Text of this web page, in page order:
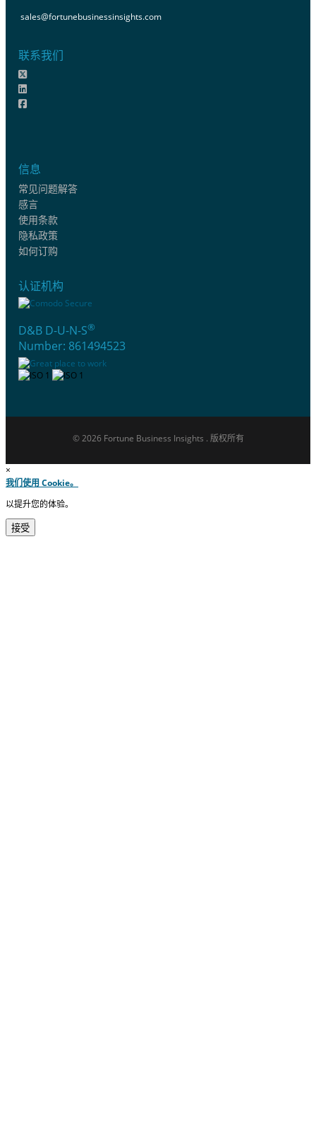
sales@fortunebusinessinsights.com
联系我们
信息
常见问题解答
感言
使用条款
隐私政策
如何订购
认证机构
D&B D-U-N-S®
Number: 861494523
© 2026 Fortune Business Insights . 版权所有
×
我们使用 Cookie。
以提升您的体验。
接受